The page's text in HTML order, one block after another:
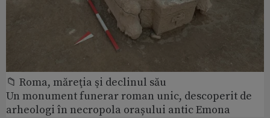
📁 Roma, măreţia şi declinul său
Un monument funerar roman unic, descoperit de
arheologi în necropola orașului antic Emona